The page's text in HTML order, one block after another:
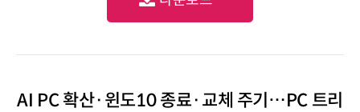
AI PC 확산·윈도10 종료·교체 주기…PC 트리